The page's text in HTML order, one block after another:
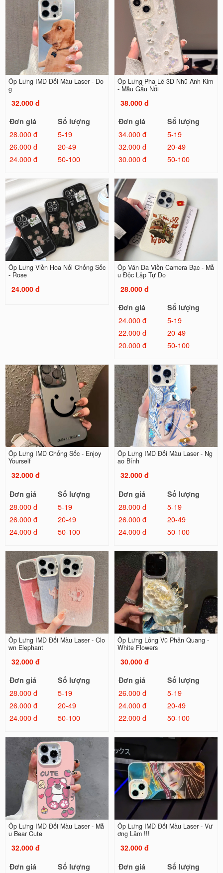
Ốp Lưng IMD Đổi Màu Laser - Do
g
32.000 đ
Đơn giá
Số lượng
28.000 đ
5-19
26.000 đ
20-49
24.000 đ
50-100
Ốp Lưng Pha Lê 3D Nhũ Ánh Kim
- Mẫu Gấu Nổi
38.000 đ
Đơn giá
Số lượng
34.000 đ
5-19
32.000 đ
20-49
30.000 đ
50-100
Ốp Lưng Viền Hoa Nổi Chống Sốc
- Rose
24.000 đ
Ốp Vân Da Viền Camera Bạc - Mẫ
u Độc Lập Tự Do
28.000 đ
Đơn giá
Số lượng
24.000 đ
5-19
22.000 đ
20-49
20.000 đ
50-100
Ốp Lưng IMD Chống Sốc - Enjoy
Yourself
32.000 đ
Đơn giá
Số lượng
28.000 đ
5-19
26.000 đ
20-49
24.000 đ
50-100
Ốp Lưng IMD Đổi Màu Laser - Ng
ao Bính
32.000 đ
Đơn giá
Số lượng
28.000 đ
5-19
26.000 đ
20-49
24.000 đ
50-100
Ốp Lưng IMD Đổi Màu Laser - Clo
wn Elephant
32.000 đ
Đơn giá
Số lượng
28.000 đ
5-19
26.000 đ
20-49
24.000 đ
50-100
Ốp Lưng Lông Vũ Phản Quang -
White Flowers
30.000 đ
Đơn giá
Số lượng
26.000 đ
5-19
24.000 đ
20-49
22.000 đ
50-100
Ốp Lưng IMD Đổi Màu Laser - Mẫ
u Bear Cute
32.000 đ
Đơn giá
Số lượng
Ốp Lưng IMD Đổi Màu Laser - Vư
ơng Lâm !!!
32.000 đ
Đơn giá
Số lượng